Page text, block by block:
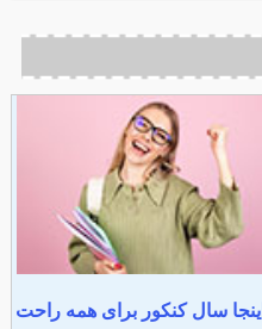
اینجا سال کنکور برای همه راحت